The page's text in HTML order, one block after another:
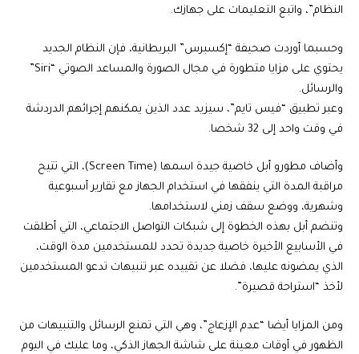
النظام”، واتبع التعليمات على جهازك.
وحسبما أوردت صحيفة “إكسبرس” البريطانية، فإن النظام الجديد
يحتوي على مزايا متطورة في مجال الصورة والمساعد الصوتي “Siri”
والرسائل.
وعبر تطبيق “فيس تايم”، سيزيد عدد الذين يمكنهم إجرائهم الدردشة
في وقت واحد إلى 32 شخصا.
وأضاف مطورو أبل خاصية جيدة اسمها (Screen Time)، التي تتيح
مراقبة المدة التي ينفقها في استخدام الجهاز مع تقارير أسبوعية
وشهرية، ووضع سقف زمني لاستخدامها.
وتنضم أبل بهذه الخطوة إلى شبكات التواصل الاجتماعي، التي أطلقت
في الأسابيع الأخيرة خاصية جديدة تحدد للمستخدمين مدة الوقت،
الذي يمضونه عليها، فضلا عن تقييده عبر تنبيهات تدعو المستخدمين
لأخذ “استراحة قصيرة”.
ومن المزايا أيضا “عدم الإزعاج”، وهي التي تمنع الرسائل والتنبيهات من
الظهور في أوقات معينة على شاشة الجهاز الذكي، وما عليك في اليوم